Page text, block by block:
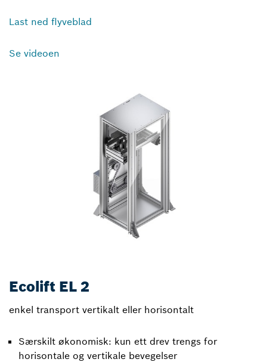
Last ned flyveblad
Se videoen
Ecolift EL 2
enkel transport vertikalt eller horisontalt
Særskilt økonomisk: kun ett drev trengs for
horisontale og vertikale bevegelser